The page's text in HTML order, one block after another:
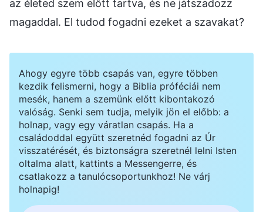
az életed szem előtt tartva, és ne játszadozz
magaddal. El tudod fogadni ezeket a szavakat?
Ahogy egyre több csapás van, egyre többen
kezdik felismerni, hogy a Biblia próféciái nem
mesék, hanem a szemünk előtt kibontakozó
valóság. Senki sem tudja, melyik jön el előbb: a
holnap, vagy egy váratlan csapás. Ha a
családoddal együtt szeretnéd fogadni az Úr
visszatérését, és biztonságra szeretnél lelni Isten
oltalma alatt, kattints a Messengerre, és
csatlakozz a tanulócsoportunkhoz! Ne várj
holnapig!